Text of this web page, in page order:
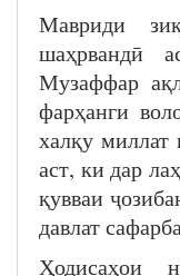
Мавриди
шаҳрвандӣ
Музаффар
фарҳанги
халқу миллат
аст, ки дар
қувваи
давлат
Ҳодисаҳои